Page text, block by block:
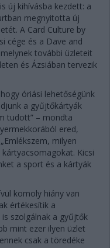
új kihívásba kezdett: a
megnyitotta új
A Card Culture by
cége és a Dave and
további üzleteit
és Ázsiában tervezik
óriási lehetőségünk
a gyűjtőkártyák
tudott” – mondta
ered,
milyen
Kicsi
a sport és a kártyák
komoly hiány van
értékesítik a
szolgálnak a gyűjtők
mint ezer ilyen üzlet
csak a töredéke